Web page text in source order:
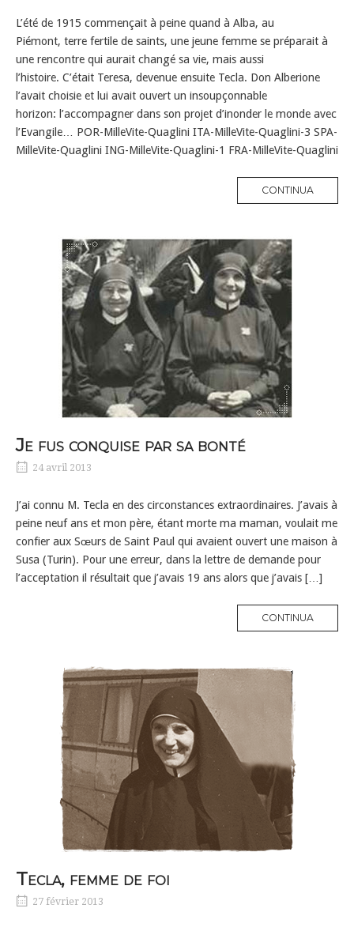
L’été de 1915 commençait à peine quand à Alba, au
Piémont, terre fertile de saints, une jeune femme se préparait à
une rencontre qui aurait changé sa vie, mais aussi
l’histoire. C’était Teresa, devenue ensuite Tecla. Don Alberione
l’avait choisie et lui avait ouvert un insoupçonnable
horizon: l’accompagner dans son projet d’inonder le monde avec
l’Evangile… POR-MilleVite-Quaglini ITA-MilleVite-Quaglini-3 SPA-
MilleVite-Quaglini ING-MilleVite-Quaglini-1 FRA-MilleVite-Quaglini
CONTINUA
Je fus conquise par sa bonté
24 avril 2013
J’ai connu M. Tecla en des circonstances extraordinaires. J’avais à
peine neuf ans et mon père, étant morte ma maman, voulait me
confier aux Sœurs de Saint Paul qui avaient ouvert une maison à
Susa (Turin). Pour une erreur, dans la lettre de demande pour
l’acceptation il résultait que j’avais 19 ans alors que j’avais […]
CONTINUA
Tecla, femme de foi
27 février 2013